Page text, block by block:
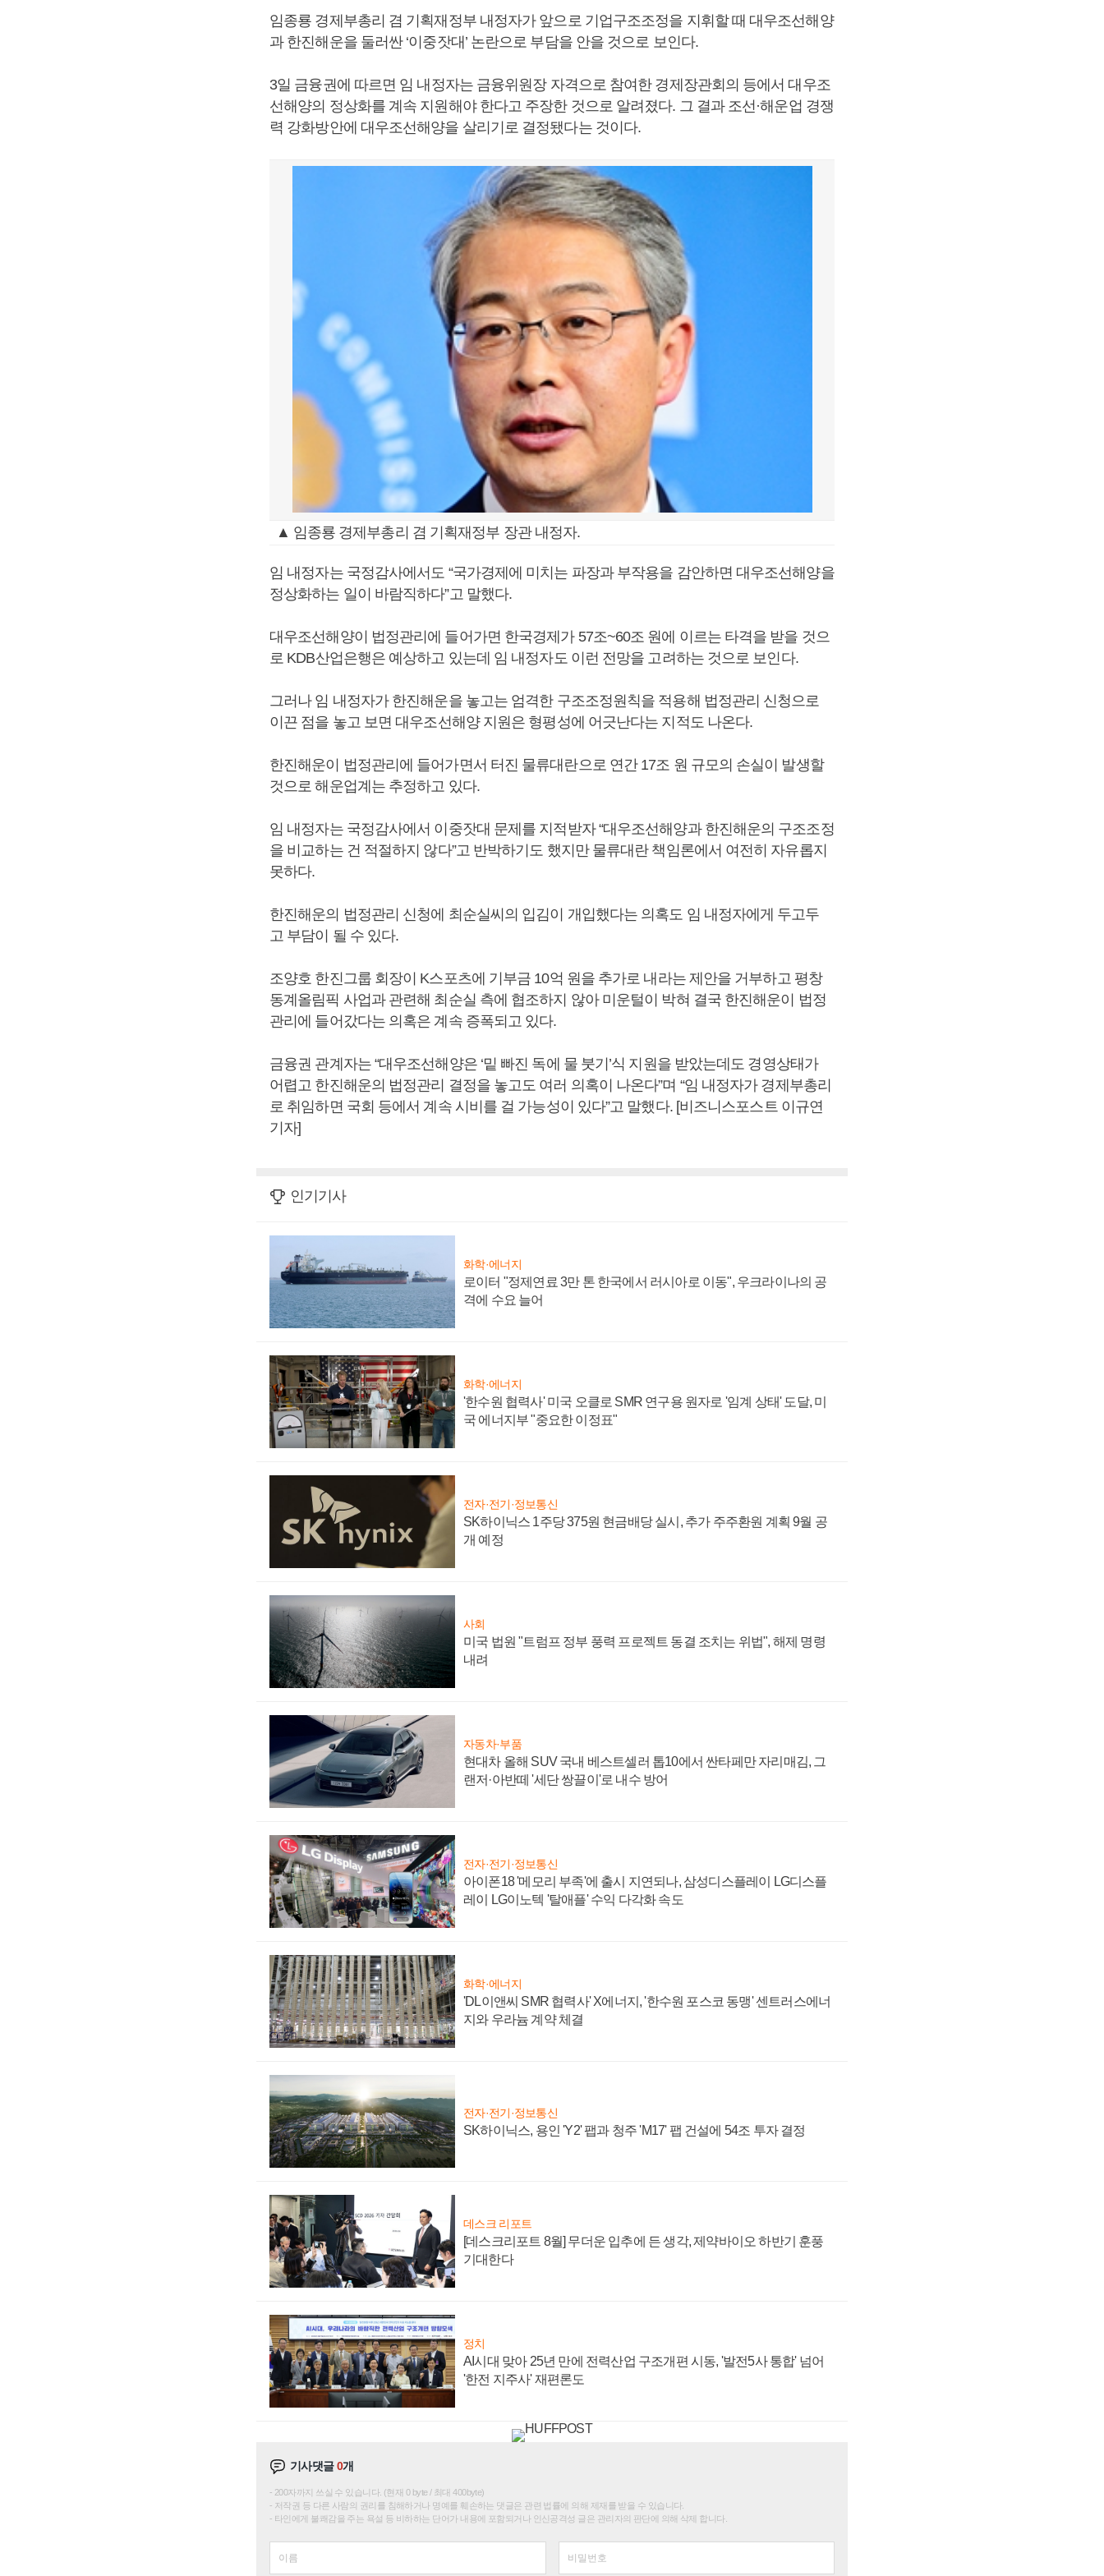
임종룡 경제부총리 겸 기획재정부 내정자가 앞으로 기업구조조정을 지휘할 때 대우조선해양
과 한진해운을 둘러싼 ‘이중잣대’ 논란으로 부담을 안을 것으로 보인다.
3일 금융권에 따르면 임 내정자는 금융위원장 자격으로 참여한 경제장관회의 등에서 대우조
선해양의 정상화를 계속 지원해야 한다고 주장한 것으로 알려졌다. 그 결과 조선·해운업 경쟁
력 강화방안에 대우조선해양을 살리기로 결정됐다는 것이다.
▲ 임종룡 경제부총리 겸 기획재정부 장관 내정자.
임 내정자는 국정감사에서도 “국가경제에 미치는 파장과 부작용을 감안하면 대우조선해양을
정상화하는 일이 바람직하다”고 말했다.
대우조선해양이 법정관리에 들어가면 한국경제가 57조~60조 원에 이르는 타격을 받을 것으
로 KDB산업은행은 예상하고 있는데 임 내정자도 이런 전망을 고려하는 것으로 보인다.
그러나 임 내정자가 한진해운을 놓고는 엄격한 구조조정원칙을 적용해 법정관리 신청으로
이끈 점을 놓고 보면 대우조선해양 지원은 형평성에 어긋난다는 지적도 나온다.
한진해운이 법정관리에 들어가면서 터진 물류대란으로 연간 17조 원 규모의 손실이 발생할
것으로 해운업계는 추정하고 있다.
임 내정자는 국정감사에서 이중잣대 문제를 지적받자 “대우조선해양과 한진해운의 구조조정
을 비교하는 건 적절하지 않다”고 반박하기도 했지만 물류대란 책임론에서 여전히 자유롭지
못하다.
한진해운의 법정관리 신청에 최순실씨의 입김이 개입했다는 의혹도 임 내정자에게 두고두
고 부담이 될 수 있다.
조양호 한진그룹 회장이 K스포츠에 기부금 10억 원을 추가로 내라는 제안을 거부하고 평창
동계올림픽 사업과 관련해 최순실 측에 협조하지 않아 미운털이 박혀 결국 한진해운이 법정
관리에 들어갔다는 의혹은 계속 증폭되고 있다.
금융권 관계자는 “대우조선해양은 ‘밑 빠진 독에 물 붓기’식 지원을 받았는데도 경영상태가
어렵고 한진해운의 법정관리 결정을 놓고도 여러 의혹이 나온다”며 “임 내정자가 경제부총리
로 취임하면 국회 등에서 계속 시비를 걸 가능성이 있다”고 말했다. [비즈니스포스트 이규연
기자]
인기기사
화학·에너지
로이터 "정제연료 3만 톤 한국에서 러시아로 이동", 우크라이나의 공
격에 수요 늘어
화학·에너지
'한수원 협력사' 미국 오클로 SMR 연구용 원자로 '임계 상태' 도달, 미
국 에너지부 "중요한 이정표"
전자·전기·정보통신
SK하이닉스 1주당 375원 현금배당 실시, 추가 주주환원 계획 9월 공
개 예정
사회
미국 법원 "트럼프 정부 풍력 프로젝트 동결 조치는 위법", 해제 명령
내려
자동차·부품
현대차 올해 SUV 국내 베스트셀러 톱10에서 싼타페만 자리매김, 그
랜저·아반떼 '세단 쌍끌이'로 내수 방어
전자·전기·정보통신
아이폰18 '메모리 부족'에 출시 지연되나, 삼성디스플레이 LG디스플
레이 LG이노텍 '탈애플' 수익 다각화 속도
화학·에너지
'DL이앤씨 SMR 협력사' X에너지, '한수원 포스코 동맹' 센트러스에너
지와 우라늄 계약 체결
전자·전기·정보통신
SK하이닉스, 용인 'Y2' 팹과 청주 'M17' 팹 건설에 54조 투자 결정
데스크 리포트
[데스크리포트 8월] 무더운 입추에 든 생각, 제약바이오 하반기 훈풍
기대한다
정치
AI시대 맞아 25년 만에 전력산업 구조개편 시동, '발전5사 통합' 넘어
'한전 지주사' 재편론도
기사댓글0개
200자까지 쓰실 수 있습니다. (현재 0 byte / 최대 400byte)
저작권 등 다른 사람의 권리를 침해하거나 명예를 훼손하는 댓글은 관련 법률에 의해 제재를 받을 수 있습니다.
타인에게 불쾌감을 주는 욕설 등 비하하는 단어가 내용에 포함되거나 인신공격성 글은 관리자의 판단에 의해 삭제 합니다.